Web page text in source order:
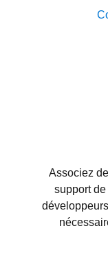
Associez
support